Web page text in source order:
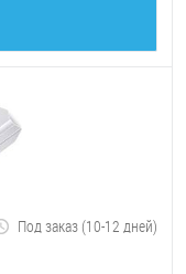
Под заказ (10-12 дней)